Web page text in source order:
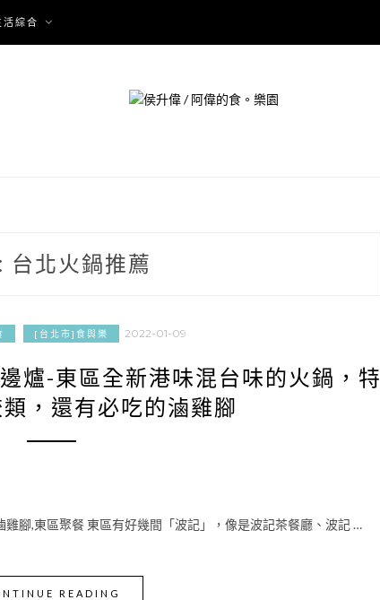
活綜合
台北火鍋推薦
[台北市]食與樂 2022-01-09
爐-東區全新港味混台味的火鍋，特
，還有必吃的滷雞腳
腳,東區聚餐 東區有好幾間「波記」，像是波記茶餐廳、波記 …
READING